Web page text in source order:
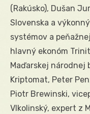
(Rakúsko), Dušan
Slovenska a
systémov a
hlavný ekonóm
Maďarskej národnej
Kriptomat, Peter
Piotr Brewinski,
Vlkolinský, expert z